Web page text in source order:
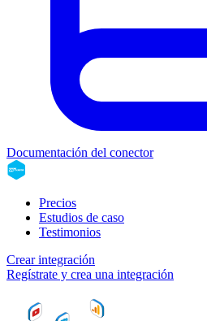
Documentación del conector
Precios
Estudios de caso
Testimonios
Crear integración
Regístrate y crea una integración